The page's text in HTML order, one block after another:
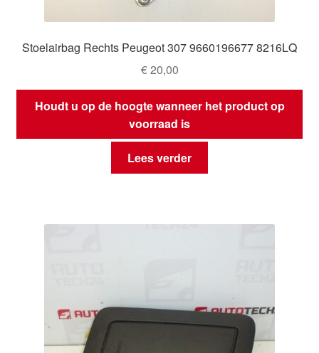
Stoelairbag Rechts Peugeot 307 9660196677 8216LQ
€20,00
Houdt u op de hoogte wanneer het product op
voorraad is
Lees verder